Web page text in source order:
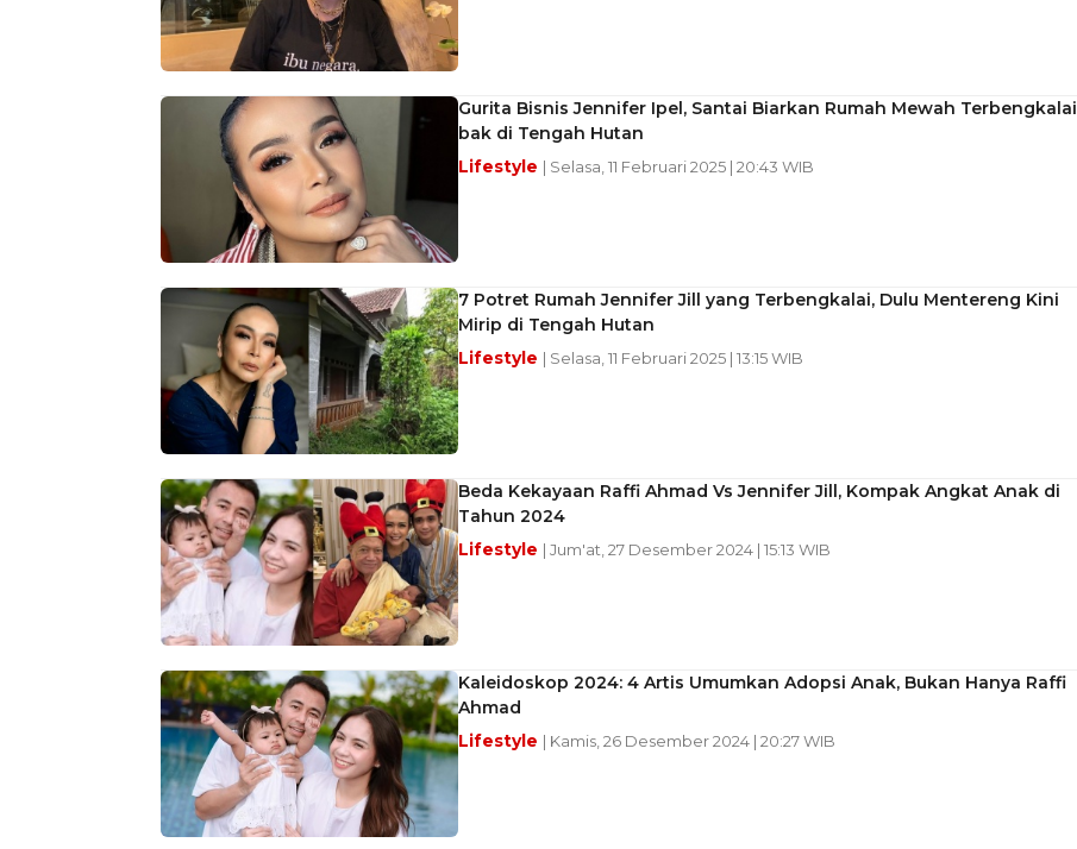
Gurita Bisnis Jennifer Ipel, Santai Biarkan Rumah Mewah Terbengkalai
bak di Tengah Hutan
Lifestyle | Selasa, 11 Februari 2025 | 20:43 WIB
7 Potret Rumah Jennifer Jill yang Terbengkalai, Dulu Mentereng Kini
Mirip di Tengah Hutan
Lifestyle | Selasa, 11 Februari 2025 | 13:15 WIB
Beda Kekayaan Raffi Ahmad Vs Jennifer Jill, Kompak Angkat Anak di
Tahun 2024
Lifestyle | Jum'at, 27 Desember 2024 | 15:13 WIB
Kaleidoskop 2024: 4 Artis Umumkan Adopsi Anak, Bukan Hanya Raffi
Ahmad
Lifestyle | Kamis, 26 Desember 2024 | 20:27 WIB